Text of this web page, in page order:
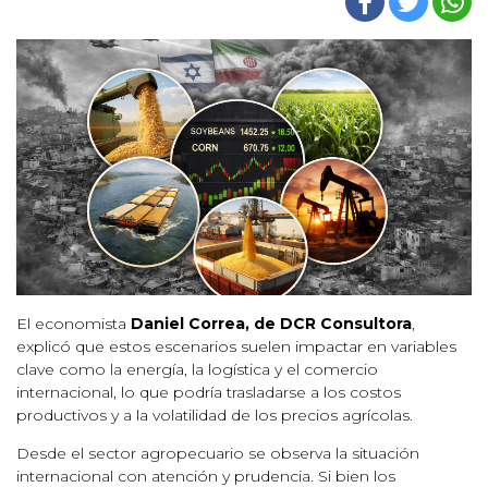
El economista Daniel Correa, de DCR Consultora,
explicó que estos escenarios suelen impactar en variables
clave como la energía, la logística y el comercio
internacional, lo que podría trasladarse a los costos
productivos y a la volatilidad de los precios agrícolas.
Desde el sector agropecuario se observa la situación
internacional con atención y prudencia. Si bien los